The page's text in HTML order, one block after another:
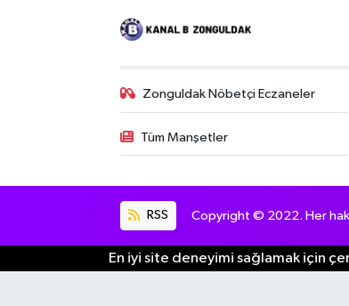
Zonguldak Nöbetçi Eczaneler
Tüm Manşetler
RSS Copyright © 2022. Her
En iyi site deneyimi sağlamak için